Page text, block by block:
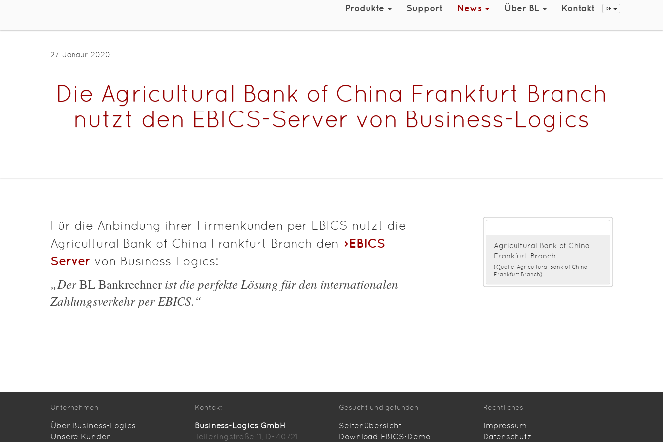
Produkte Support News Über BL Kontakt DE
27. Janaur 2020
Die Agricultural Bank of China Frankfurt Branch
nutzt den EBICS-Server von Business-Logics
Für die Anbindung ihrer Firmenkunden per EBICS nutzt die
Agricultural Bank of China Frankfurt Branch den
EBICS
Server von Business-Logics:
„DerBL Bankrechnerist die perfekte Lösung für den internationalen
Zahlungsverkehr per EBICS.“
Agricultural Bank of China
Frankfurt Branch
(Quelle: Agricultural Bank of China
Frankfurt Branch)
Unternehmen
Über Business-Logics
Unsere Kunden
Kontakt
Business-Logics GmbH
Telleringstraße 11, D-40721
Gesucht und gefunden
Seitenübersicht
Download EBICS-Demo
Rechtliches
Impressum
Datenschutz